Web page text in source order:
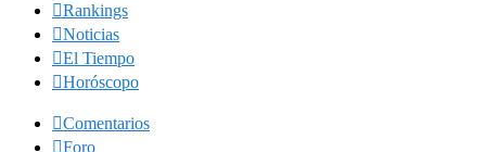
Rankings
Noticias
El Tiempo
Horóscopo
Comentarios
Foro